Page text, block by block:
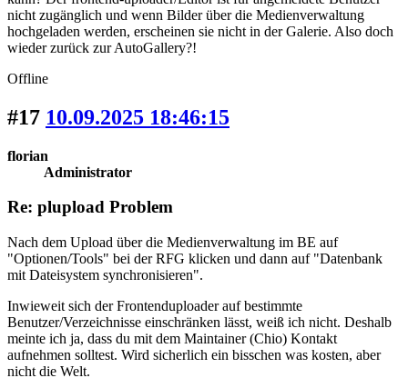
nicht zugänglich und wenn Bilder über die Medienverwaltung
hochgeladen werden, erscheinen sie nicht in der Galerie. Also doch
wieder zurück zur AutoGallery?!
Offline
#17 10.09.2025 18:46:15
florian
Administrator
Re: plupload Problem
Nach dem Upload über die Medienverwaltung im BE auf
"Optionen/Tools" bei der RFG klicken und dann auf "Datenbank
mit Dateisystem synchronisieren".
Inwieweit sich der Frontenduploader auf bestimmte
Benutzer/Verzeichnisse einschränken lässt, weiß ich nicht. Deshalb
meinte ich ja, dass du mit dem Maintainer (Chio) Kontakt
aufnehmen solltest. Wird sicherlich ein bisschen was kosten, aber
nicht die Welt.